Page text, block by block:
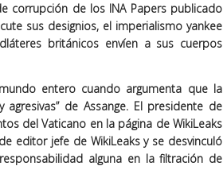
corrupción de los INA Papers publicado
sus designios, el imperialismo yankee
británicos envíen a sus cuerpos
entero cuando argumenta que la
de Assange. El presidente de
del Vaticano en la página de WikiLeaks
editor jefe de WikiLeaks y se desvinculó
alguna en la filtración de